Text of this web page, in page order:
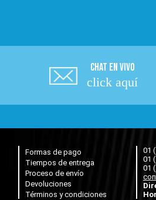
CHAT EN VIVO
click aquí
Formas de pago
Tiempos de entrega
Proceso de envío
Devoluciones
Términos y condiciones
01
01
01